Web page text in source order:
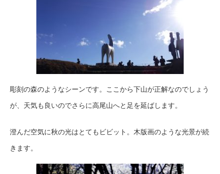
彫刻の森のようなシーンです。ここから下山が正解なのでしょう
が、天気も良いのでさらに高尾山へと足を延ばします。
澄んだ空気に秋の光はとてもビビット。木版画のような光景が続
きます。